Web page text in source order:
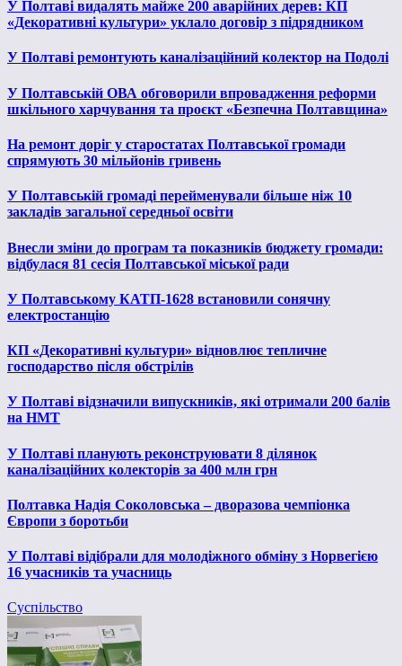
У Полтаві видалять майже 200 аварійних дерев: КП
«Декоративні культури» уклало договір з підрядником
У Полтаві ремонтують каналізаційний колектор на Подолі
У Полтавській ОВА обговорили впровадження реформи
шкільного харчування та проєкт «Безпечна Полтавщина»
На ремонт доріг у старостатах Полтавської громади
спрямують 30 мільйонів гривень
У Полтавській громаді перейменували більше ніж 10
закладів загальної середньої освіти
Внесли зміни до програм та показників бюджету громади:
відбулася 81 сесія Полтавської міської ради
У Полтавському КАТП-1628 встановили сонячну
електростанцію
КП «Декоративні культури» відновлює тепличне
господарство після обстрілів
У Полтаві відзначили випускників, які отримали 200 балів
на НМТ
У Полтаві планують реконструювати 8 ділянок
каналізаційних колекторів за 400 млн грн
Полтавка Надія Соколовська – дворазова чемпіонка
Європи з боротьби
У Полтаві відібрали для молодіжного обміну з Норвегією
16 учасників та учасниць
Суспільство